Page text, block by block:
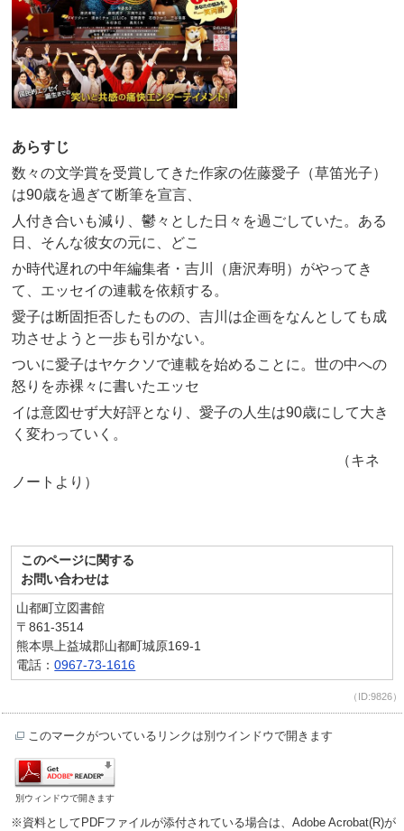
あらすじ
数々の文学賞を受賞してきた作家の佐藤愛子（草笛光子）
は90歳を過ぎて断筆を宣言、
人付き合いも減り、鬱々とした日々を過ごしていた。ある
日、そんな彼女の元に、どこ
か時代遅れの中年編集者・吉川（唐沢寿明）がやってき
て、エッセイの連載を依頼する。
愛子は断固拒否したものの、吉川は企画をなんとしても成
功させようと一歩も引かない。
ついに愛子はヤケクソで連載を始めることに。世の中への
怒りを赤裸々に書いたエッセ
イは意図せず大好評となり、愛子の人生は90歳にして大き
く変わっていく。
（キネ
ノートより）
このページに関する
お問い合わせは
山都町立図書館
〒861-3514
熊本県上益城郡山都町城原169-1
電話：0967-73-1616
（ID:9826）
このマークがついているリンクは別ウインドウで開きます
別ウィンドウで開きます
※資料としてPDFファイルが添付されている場合は、Adobe Acrobat(R)が